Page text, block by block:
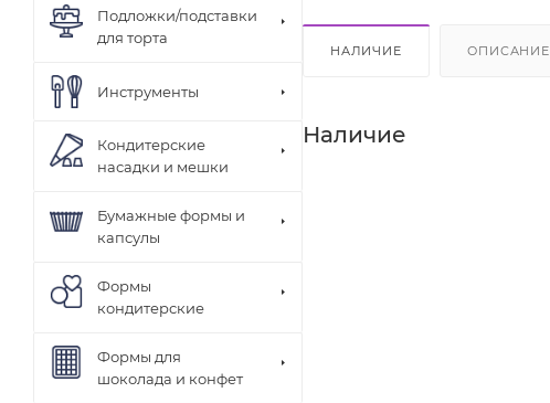
НАЛИЧИЕ ОПИСАНИЕ
Наличие
Подложки/подставки
для торта
Инструменты
Кондитерские
насадки и мешки
Бумажные формы и
капсулы
Формы
кондитерские
Формы для
шоколада и конфет